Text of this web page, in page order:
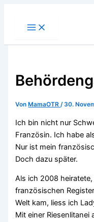
Von MamaOTR/30.
Ich bin nicht nur
Französin. Ich habe
Nur ist mein
Doch dazu später.
Als ich 2008
französischen
Welt kam, liess ich
Mit einer Riesenlitanei